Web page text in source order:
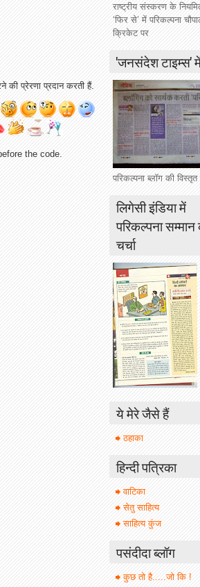
की प्रेरणा प्रदान करती हैं.
the code.
राष्ट्रीय संस्करण के
‘फिर से’ में परिकल्पना
क्रिकेट पर
'जनसंदेश टाइम्स'
परिकल्पना ब्लॉग की विस्तृत
लिगेसी इंडिया में
परिकल्पना सम्मान
चर्चा
ये मेरे जैसे हैं
ठहाका
हिन्दी पत्रिका
वाटिका
सेतु साहित्य
साहित्य कुंज
पसंदीदा ब्लॉग
कुछ तो है.....जो कि !